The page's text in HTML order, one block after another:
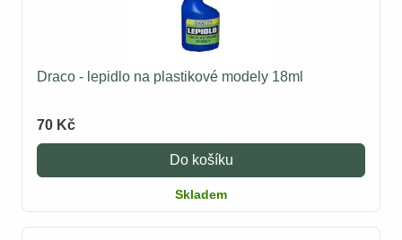
Draco - lepidlo na plastikové modely 18ml
70 Kč
Do košíku
Skladem